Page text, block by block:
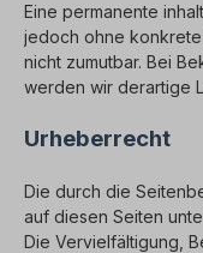
Eine permanente
jedoch ohne
nicht zumutbar. Bei
werden wir derartige
Urheberrecht
Die durch die
auf diesen Seiten
Die Vervielfältigung,